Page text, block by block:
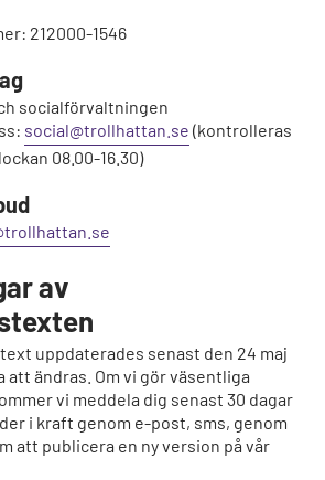
212000-1546
socialförvaltningen
social@trollhattan.se (kontrolleras
08.00-16.30)
av
uppdaterades senast den 24 maj
att ändras. Om vi gör väsentliga
vi meddela dig senast 30 dagar
i kraft genom e-post, sms, genom
att publicera en ny version på vår